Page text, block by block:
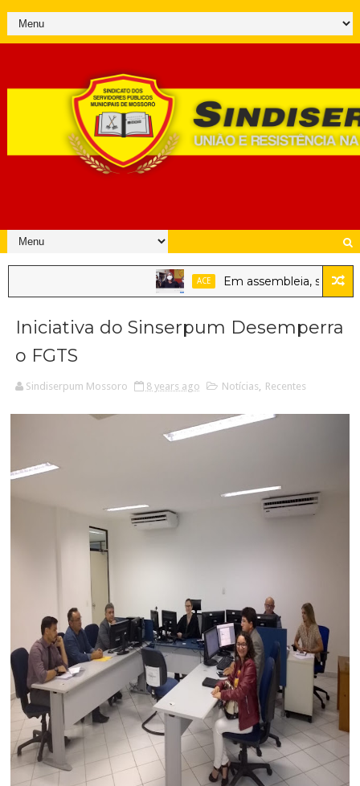
ACE Em assembleia, servidores
Iniciativa do Sinserpum Desemperra
o FGTS
Sindiserpum Mossoro 8 years ago Notícias, Recentes